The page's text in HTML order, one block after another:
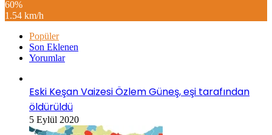
60%
1.54 km/h
Popüler
Son Eklenen
Yorumlar
Eski Keşan Vaizesi Özlem Güneş, eşi tarafından
öldürüldü
5 Eylül 2020